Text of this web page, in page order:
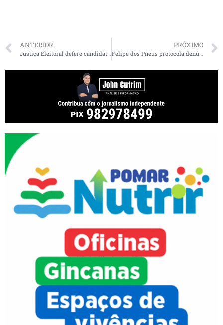
ANTERIOR PRÓXIMO